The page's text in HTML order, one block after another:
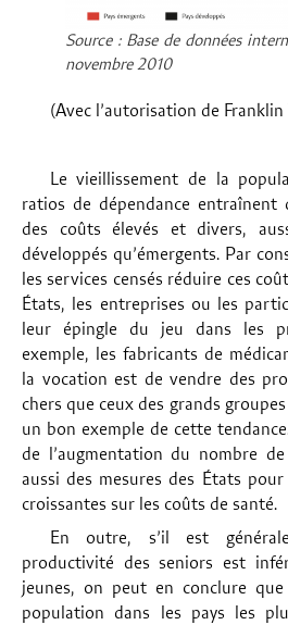
Source : Base de données
novembre 2010
(Avec l’autorisation de
Le vieillissement de la
ratios de dépendance entraînent
des coûts élevés et divers,
développés qu’émergents. Par
les services censés réduire ces
États, les entreprises ou les
leur épingle du jeu dans les
exemple, les fabricants de
la vocation est de vendre des
chers que ceux des grands
un bon exemple de cette
de l’augmentation du nombre
aussi des mesures des États
croissantes sur les coûts de santé.
En outre, s’il est
productivité des seniors est
jeunes, on peut en conclure
population dans les pays les